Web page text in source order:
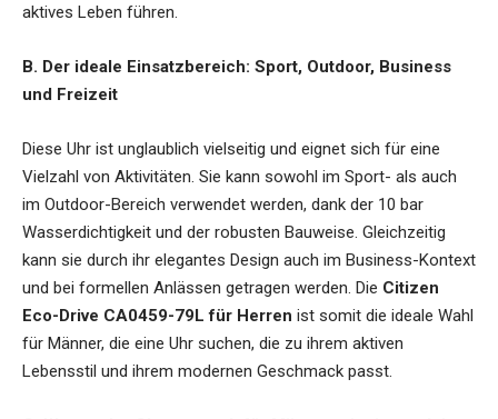
aktives Leben führen.
B. Der ideale Einsatzbereich: Sport, Outdoor, Business
und Freizeit
Diese Uhr ist unglaublich vielseitig und eignet sich für eine
Vielzahl von Aktivitäten. Sie kann sowohl im Sport- als auch
im Outdoor-Bereich verwendet werden, dank der 10 bar
Wasserdichtigkeit und der robusten Bauweise. Gleichzeitig
kann sie durch ihr elegantes Design auch im Business-Kontext
und bei formellen Anlässen getragen werden. Die Citizen
Eco-Drive CA0459-79L für Herren ist somit die ideale Wahl
für Männer, die eine Uhr suchen, die zu ihrem aktiven
Lebensstil und ihrem modernen Geschmack passt.